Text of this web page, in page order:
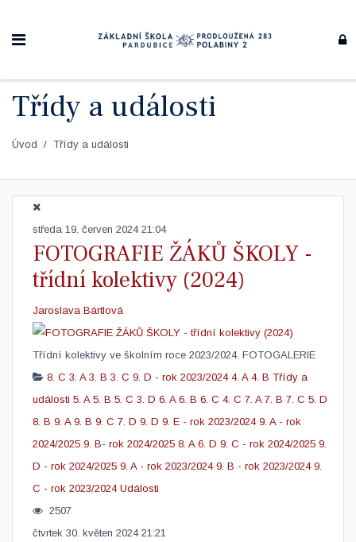
Třídy a události
Úvod Třídy a události
středa 19. červen 2024 21:04
FOTOGRAFIE ŽÁKŮ ŠKOLY -
třídní kolektivy (2024)
Jaroslava Bártlová
Třídní kolektivy ve školním roce 2023/2024. FOTOGALERIE
8. C 3. A 3. B 3. C 9. D - rok 2023/2024 4. A 4. B Třídy a
události 5. A 5. B 5. C 3. D 6. A 6. B 6. C 4. C 7. A 7. B 7. C 5. D
8. B 9. A 9. B 9. C 7. D 9. D 9. E - rok 2023/2024 9. A - rok
2024/2025 9. B- rok 2024/2025 8. A 6. D 9. C - rok 2024/2025 9.
D - rok 2024/2025 9. A - rok 2023/2024 9. B - rok 2023/2024 9.
C - rok 2023/2024 Události
2507
čtvrtek 30. květen 2024 21:21